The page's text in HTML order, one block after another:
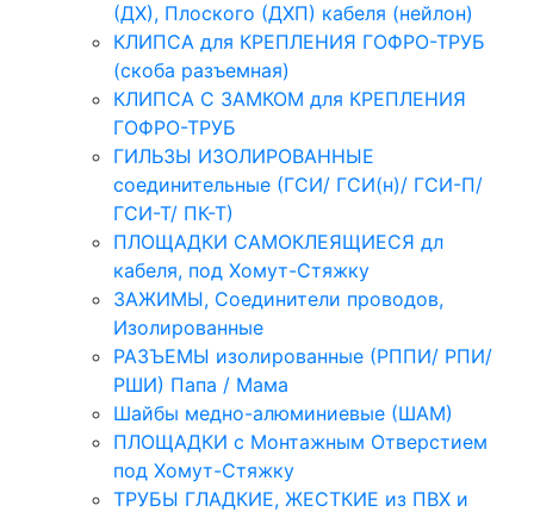
(ДХ), Плоского (ДХП) кабеля (нейлон)
КЛИПСА для КРЕПЛЕНИЯ ГОФРО-ТРУБ
(скоба разъемная)
КЛИПСА С ЗАМКОМ для КРЕПЛЕНИЯ
ГОФРО-ТРУБ
ГИЛЬЗЫ ИЗОЛИРОВАННЫЕ
соединительные (ГСИ/ ГСИ(н)/ ГСИ-П/
ГСИ-Т/ ПК-Т)
ПЛОЩАДКИ САМОКЛЕЯЩИЕСЯ дл
кабеля, под Хомут-Стяжку
ЗАЖИМЫ, Соединители проводов,
Изолированные
РАЗЪЕМЫ изолированные (РППИ/ РПИ/
РШИ) Папа / Мама
Шайбы медно-алюминиевые (ШАМ)
ПЛОЩАДКИ с Монтажным Отверстием
под Хомут-Стяжку
ТРУБЫ ГЛАДКИЕ, ЖЕСТКИЕ из ПВХ и